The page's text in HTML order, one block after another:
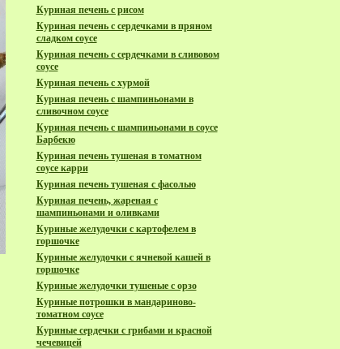
Куриная печень с рисом
Куриная печень с сердечками в пряном
сладком соусе
Куриная печень с сердечками в сливовом
соусе
Куриная печень с хурмой
Куриная печень с шампиньонами в
сливочном соусе
Куриная печень с шампиньонами в соусе
Барбекю
Куриная печень тушеная в томатном
соусе карри
Куриная печень тушеная с фасолью
Куриная печень, жареная с
шампиньонами и оливками
Куриные желудочки с картофелем в
горшочке
Куриные желудочки с ячневой кашей в
горшочке
Куриные желудочки тушеные с орзо
Куриные потрошки в мандариново-
томатном соусе
Куриные сердечки с грибами и красной
чечевицей